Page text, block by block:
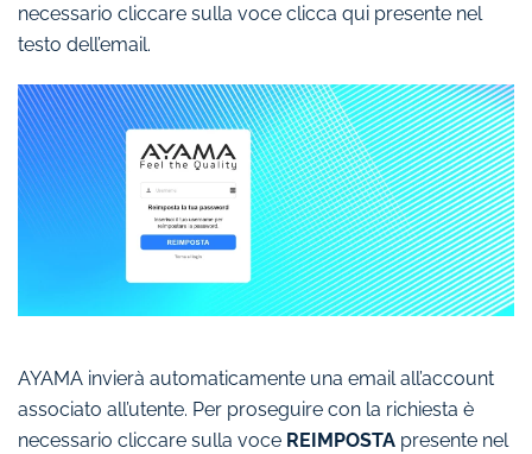
necessario cliccare sulla voce clicca qui presente nel
testo dell’email.
AYAMA invierà automaticamente una email all’account
associato all’utente. Per proseguire con la richiesta è
necessario cliccare sulla voce REIMPOSTA presente nel